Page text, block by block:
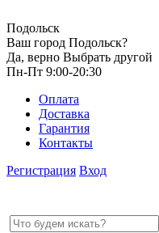
Подольск
Ваш город Подольск?
Да, верно Выбрать другой
Пн-Пт 9:00-20:30
Оплата
Доставка
Гарантия
Контакты
Регистрация Вход